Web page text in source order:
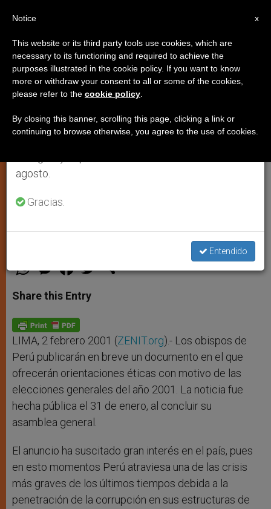
Los obispos ante una de las
crisis de corrupción más graves
de Perú
Publicarán un documento de
elecciones
ARTE Y
h
t
s
p
p
e
s
e
g
e
r
a
e
b
o
k
w h
Share this Entry
LIMA, 2 febrero 2001 (ZENIT.org).- Los obispos de
Perú publicarán en breve un documento en el que
ofrecerán orientaciones éticas con motivo de las
elecciones generales del año 2001. La noticia fue
hecha pública el 31 de enero, al concluir su
asamblea general.
El anuncio ha suscitado gran interés en el país, pues
en esto momentos Perú atraviesa una de las crisis
más graves de los últimos tiempos debida a la
penetración de la corrupción en sus estructuras de
×
Aviso importante
Del 27 de julio al 7 de agosto haremos la pausa
anual, aprovechando que en el periodo de verano
se generan menos informaciones y también el
agosto.
Gracias.
Entendido
x
Notice
This website or its third party tools use cookies, which are
necessary to its functioning and required to achieve the
purposes illustrated in the cookie policy. If you want to know
more or withdraw your consent to all or some of the cookies,
please refer to the cookie policy
By closing this banner, scrolling this page, clicking a link or
continuing to browse otherwise, you agree to the use of cookies.